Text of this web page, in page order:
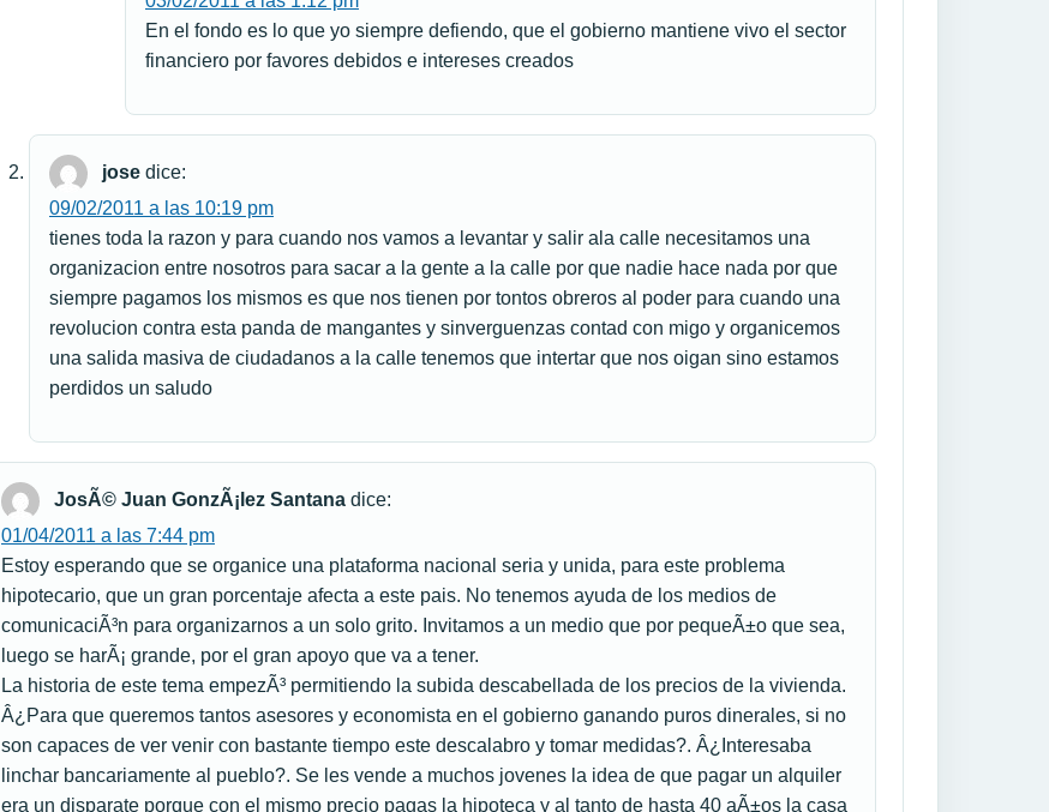
En el fondo es lo que yo siempre defiendo, que el gobierno mantiene vivo el sector
financiero por favores debidos e intereses creados
jose dice:
09/02/2011 a las 10:19 pm
tienes toda la razon y para cuando nos vamos a levantar y salir ala calle necesitamos una
organizacion entre nosotros para sacar a la gente a la calle por que nadie hace nada por que
siempre pagamos los mismos es que nos tienen por tontos obreros al poder para cuando una
revolucion contra esta panda de mangantes y sinverguenzas contad con migo y organicemos
una salida masiva de ciudadanos a la calle tenemos que intertar que nos oigan sino estamos
perdidos un saludo
JosÃ© Juan GonzÃ¡lez Santana dice:
01/04/2011 a las 7:44 pm
Estoy esperando que se organice una plataforma nacional seria y unida, para este problema
hipotecario, que un gran porcentaje afecta a este pais. No tenemos ayuda de los medios de
comunicaciÃ³n para organizarnos a un solo grito. Invitamos a un medio que por pequeÃ±o que sea,
luego se harÃ¡ grande, por el gran apoyo que va a tener.
La historia de este tema empezÃ³ permitiendo la subida descabellada de los precios de la vivienda.
Â¿Para que queremos tantos asesores y economista en el gobierno ganando puros dinerales, si no
son capaces de ver venir con bastante tiempo este descalabro y tomar medidas?. Â¿Interesaba
linchar bancariamente al pueblo?. Se les vende a muchos jovenes la idea de que pagar un alquiler
era un disparate porque con el mismo precio pagas la hipoteca y al tanto de hasta 40 aÃ±os la casa